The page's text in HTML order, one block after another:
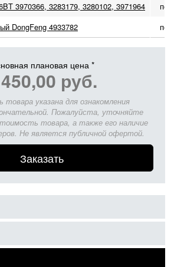
3970366, 3283179, 3280102, 3971964
по
DongFeng 4933782
по
плановая цена *
руб.
указана для ознакомления
Пожалуйста, уточняйте
товара, а также его наличие
Не является публичной офертой.
Заказать